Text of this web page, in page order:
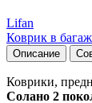
Lifan
Коврик в
Описание
Коврики,
Солано 2